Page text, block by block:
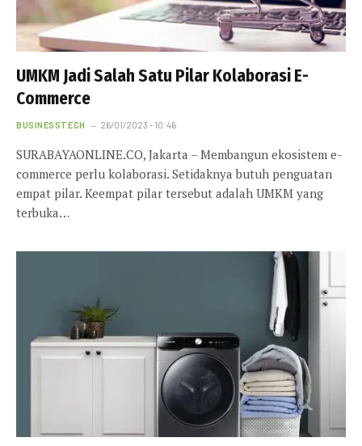
UMKM Jadi Salah Satu Pilar Kolaborasi E-
Commerce
BUSINESSTECH 26/01/2023 - 10:46
SURABAYAONLINE.CO, Jakarta – Membangun ekosistem e-
commerce perlu kolaborasi. Setidaknya butuh penguatan
empat pilar. Keempat pilar tersebut adalah UMKM yang
terbuka…